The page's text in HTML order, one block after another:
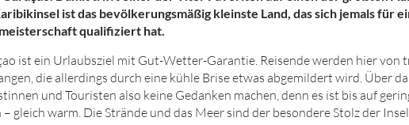
ist das bevölkerungsmäßig kleinste Land, das sich jemals für
qualifiziert hat.
ist ein Urlaubsziel mit Gut-Wetter-Garantie. Reisende werden hier von
die allerdings durch eine kühle Brise etwas abgemildert wird. Über
und Touristen also keine Gedanken machen, denn es ist bis auf
– gleich warm. Die Strände und das Meer sind der besondere Stolz der